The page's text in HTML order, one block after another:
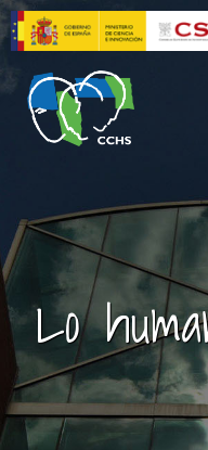
Pasar
al
contenido
principal
Lo